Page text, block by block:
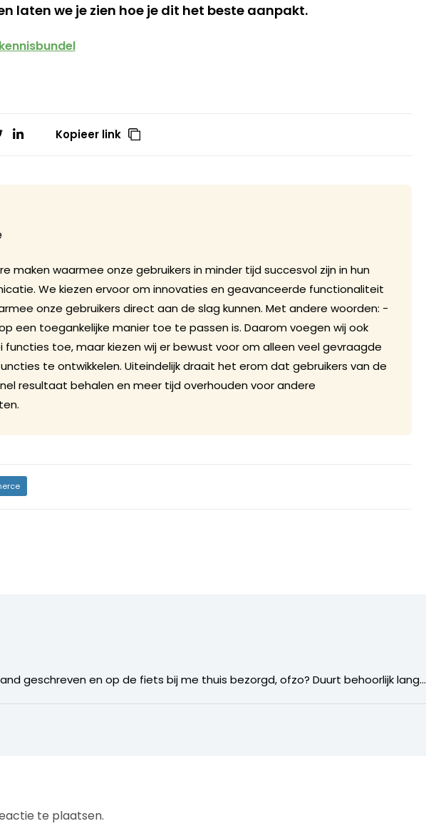
laten we je zien hoe je dit het beste aanpakt.
Kopieer link
maken waarmee onze gebruikers in minder tijd succesvol zijn in hun
We kiezen ervoor om innovaties en geavanceerde functionaliteit
onze gebruikers direct aan de slag kunnen. Met andere woorden:
een toegankelijke manier toe te passen is. Daarom voegen wij ook
functies toe, maar kiezen wij er bewust voor om alleen veel gevraagde
te ontwikkelen. Uiteindelijk draait het erom dat gebruikers van de
resultaat behalen en meer tijd overhouden voor andere
geschreven en op de fiets bij me thuis bezorgd, ofzo? Duurt behoorlijk lang…
te plaatsen.